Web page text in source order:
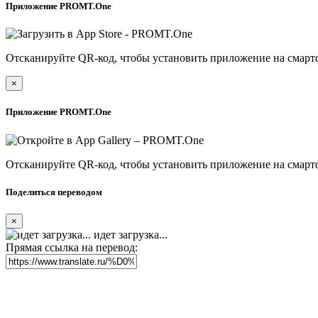
Приложение PROMT.One
Отсканируйте QR-код, чтобы установить приложение на
×
Приложение PROMT.One
Отсканируйте QR-код, чтобы установить приложение на
Поделиться переводом
×
идет загрузка...
Прямая ссылка на перевод: